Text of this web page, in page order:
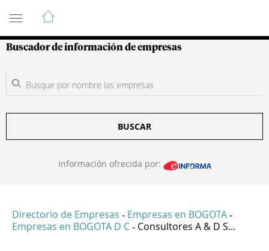
Guía de Empresas Colombianas
Buscador de información de empresas
BUSCAR
Información ofrecida por:
Directorio de Empresas - Empresas en BOGOTA -
Empresas en BOGOTA D C - Consultores A & D S...